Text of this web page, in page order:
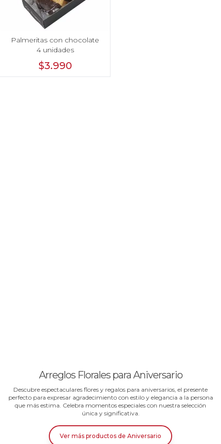
Palmeritas con chocolate
4 unidades
$3.990
Arreglos Florales para Aniversario
Descubre espectaculares flores y regalos para aniversarios, el presente
perfecto para expresar agradecimiento con estilo y elegancia a la persona
que más estima. Celebra momentos especiales con nuestra selección
única y significativa.
Ver más productos de Aniversario